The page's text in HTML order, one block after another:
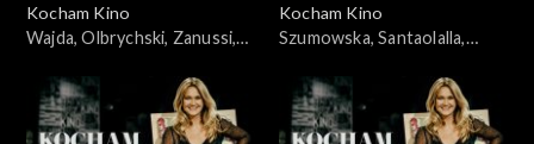
Kocham Kino
Wajda, Olbrychski, Zanussi,
Kocham Kino
Szumowska, Santaolalla,